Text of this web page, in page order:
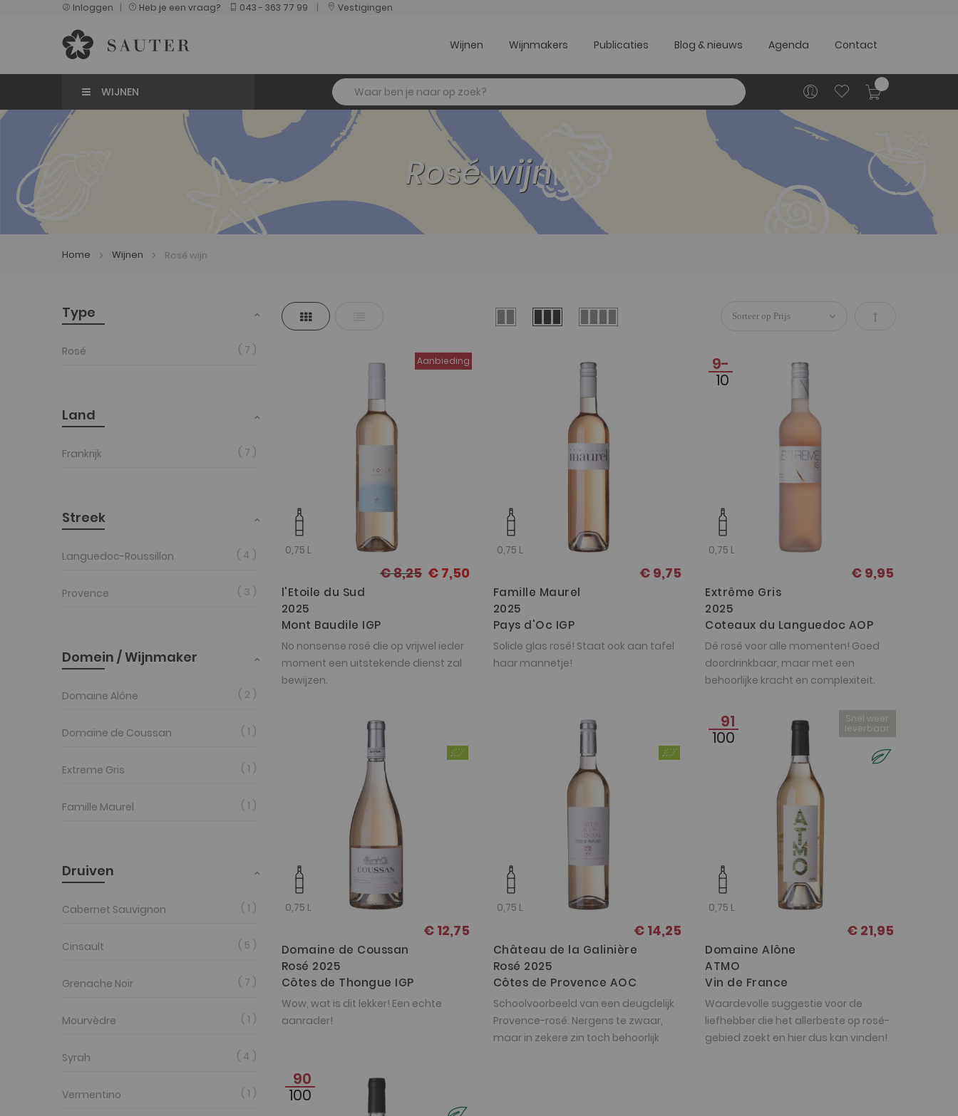
Inloggen | Heb je een vraag? 043 - 363 77 99 | Vestigingen
Wijnen Wijnmakers Publicaties Blog & nieuws Agenda Contact
WIJNEN
Zoek
Rosé wijn
Home Wijnen Rosé wijn
Tonen
als
Foto-
Van
0,75 L
Aanbieding
€ 7,50
€ 8,25
l'Etoile du Sud
2025
Mont Baudile IGP
No nonsense rosé die op vrijwel ieder
moment een uitstekende dienst zal
bewijzen.
0,75 L
€ 9,75
Famille Maurel
2025
Pays d'Oc IGP
Solide glas rosé! Staat ook aan tafel
haar mannetje!
9-
10
0,75 L
€ 9,95
Extrême Gris
2025
Coteaux du Languedoc AOP
Dé rosé voor alle momenten! Goed
doordrinkbaar, maar met een
behoorlijke kracht en complexiteit.
0,75 L
€ 12,75
Domaine de Coussan
Rosé 2025
Côtes de Thongue IGP
Wow, wat is dit lekker! Een echte
aanrader!
0,75 L
€ 14,25
Château de la Galinière
Rosé 2025
Côtes de Provence AOC
Schoolvoorbeeld van een deugdelijk
Provence-rosé. Nergens te zwaar,
maar in zekere zin toch behoorlijk
91
100
0,75 L
Snel weer
leverbaar
€ 21,95
Domaine Alône
ATMO
Vin de France
Waardevolle suggestie voor de
liefhebber die het allerbeste op rosé-
gebied zoekt en hier dus kan vinden!
90
100
Type
Rosé 7
Land
Frankrijk 7
Streek
Languedoc-Roussillon 4
Provence 3
Domein / Wijnmaker
Domaine Alône 2
Domaine de Coussan 1
Extreme Gris 1
Famille Maurel 1
Druiven
Cabernet Sauvignon 1
Cinsault 5
Grenache Noir 7
Mourvèdre 1
Syrah 4
Vermentino 1